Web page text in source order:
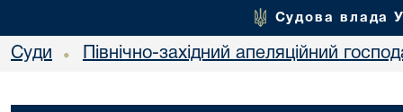
Судова влада
Суди • Північно-західний апеляційний